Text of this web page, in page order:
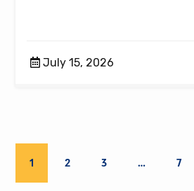
July 15, 2026
1 2 3 … 7